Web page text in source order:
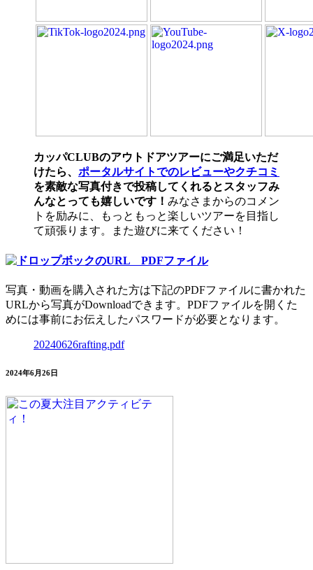
カッパCLUBのアウトドアツアーにご満足いただ
けたら、 ポータルサイトでのレビューやクチコミ
を素敵な写真付きで投稿してくれるとスタッフみ
んなとっても嬉しいです！ みなさまからのコメン
トを励みに、もっともっと楽しいツアーを目指し
て頑張ります。また遊びに来てください！
写真・動画を購入された方は下記のPDFファイルに書かれた
URLから写真がDownloadできます。PDFファイルを開くた
めには事前にお伝えしたパスワードが必要となります。
20240626rafting.pdf
2024年6月26日